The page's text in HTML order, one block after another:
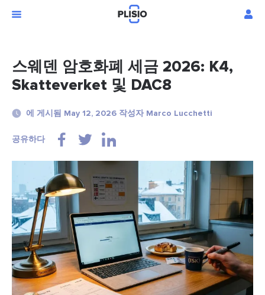
스웨덴 암호화폐 세금 2026: K4,
Skatteverket 및 DAC8
에 게시됨 May 12, 2026 작성자 Marco Lucchetti
공유하다